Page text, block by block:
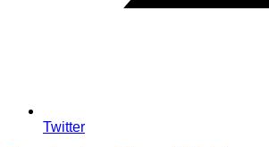
Twitter